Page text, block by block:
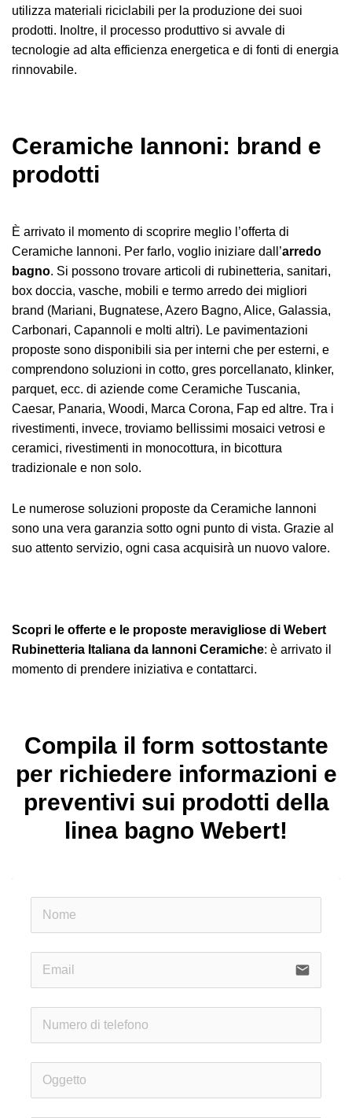
utilizza materiali riciclabili per la produzione dei suoi
prodotti. Inoltre, il processo produttivo si avvale di
tecnologie ad alta efficienza energetica e di fonti di energia
rinnovabile.
Ceramiche Iannoni: brand e
prodotti
È arrivato il momento di scoprire meglio l’offerta di
Ceramiche Iannoni. Per farlo, voglio iniziare dall’arredo
bagno. Si possono trovare articoli di rubinetteria, sanitari,
box doccia, vasche, mobili e termo arredo dei migliori
brand (Mariani, Bugnatese, Azero Bagno, Alice, Galassia,
Carbonari, Capannoli e molti altri). Le pavimentazioni
proposte sono disponibili sia per interni che per esterni, e
comprendono soluzioni in cotto, gres porcellanato, klinker,
parquet, ecc. di aziende come Ceramiche Tuscania,
Caesar, Panaria, Woodi, Marca Corona, Fap ed altre. Tra i
rivestimenti, invece, troviamo bellissimi mosaici vetrosi e
ceramici, rivestimenti in monocottura, in bicottura
tradizionale e non solo.
Le numerose soluzioni proposte da Ceramiche Iannoni
sono una vera garanzia sotto ogni punto di vista. Grazie al
suo attento servizio, ogni casa acquisirà un nuovo valore.
Scopri le offerte e le proposte meravigliose di Webert
Rubinetteria Italiana da Iannoni Ceramiche: è arrivato il
momento di prendere iniziativa e contattarci.
Compila il form sottostante
per richiedere informazioni e
preventivi sui prodotti della
linea bagno Webert!
email